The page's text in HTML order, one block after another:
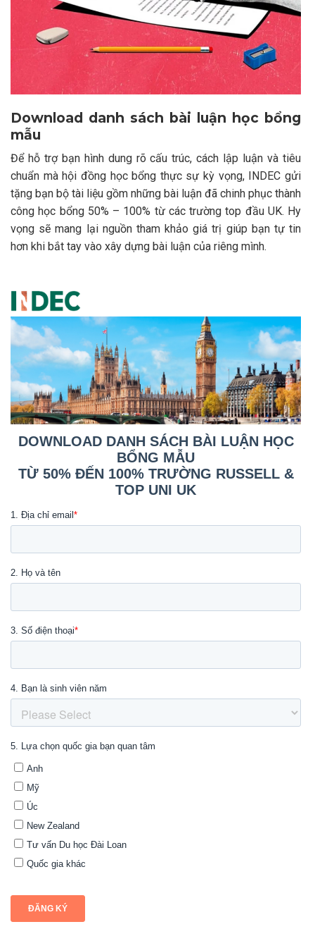
Download danh sách bài luận học bổng
mẫu
Để hỗ trợ bạn hình dung rõ cấu trúc, cách lập luận và tiêu
chuẩn mà hội đồng học bổng thực sự kỳ vọng, INDEC gửi
tặng bạn bộ tài liệu gồm những bài luận đã chinh phục thành
công học bổng 50% – 100% từ các trường top đầu UK. Hy
vọng sẽ mang lại nguồn tham khảo giá trị giúp bạn tự tin
hơn khi bắt tay vào xây dựng bài luận của riêng mình.